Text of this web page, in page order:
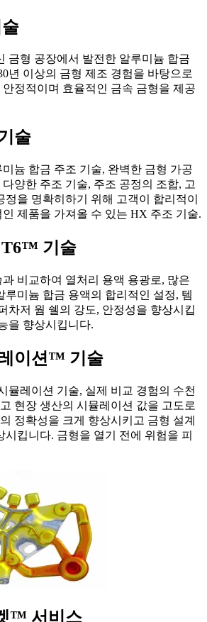
금형 공장에서 발전한 알루미늄 합금
년 이상의 금형 제조 경험을 바탕으로
정적이며 효율적인 금속 금형을 제공
술
늄 합금 주조 기술, 완벽한 금형 가공
양한 주조 기술, 주조 공정의 조합, 고
정을 명확히하기 위해 고객이 합리적이
제품을 가져올 수 있는 HX 주조 기술.
T6™ 기술
비교하여 열처리 용액 용광로, 많은
루미늄 합금 용액의 합리적인 설정, 템
차저 웜 쉘의 강도, 안정성을 향상시킵
을 향상시킵니다.
이션™ 기술
뮬레이션 기술, 실제 비교 경험의 수천
현장 생산의 시뮬레이션 값을 고도로
정확성을 크게 향상시키고 금형 설계
시킵니다. 금형을 열기 전에 위험을 피
™ 서비스